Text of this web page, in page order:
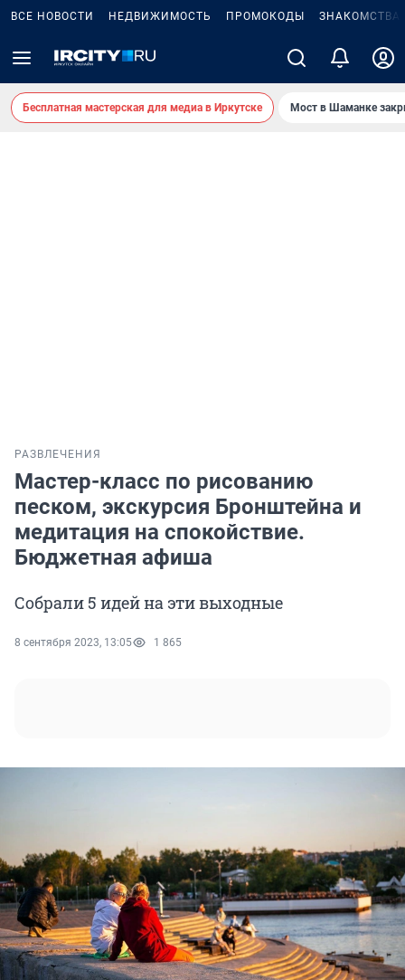
ВСЕ НОВОСТИ НЕДВИЖИМОСТЬ ПРОМОКОДЫ ЗНАКОМСТВА
Бесплатная мастерская для медиа в Иркутске Мост в Шаманке
РАЗВЛЕЧЕНИЯ
Мастер-класс по рисованию
песком, экскурсия Бронштейна и
медитация на спокойствие.
Бюджетная афиша
Собрали 5 идей на эти выходные
8 сентября 2023, 13:05 1 865